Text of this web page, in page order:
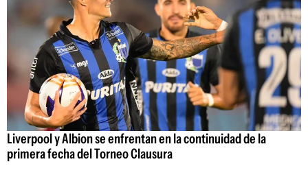
Liverpool y Albion se enfrentan en la continuidad de la
primera fecha del Torneo Clausura